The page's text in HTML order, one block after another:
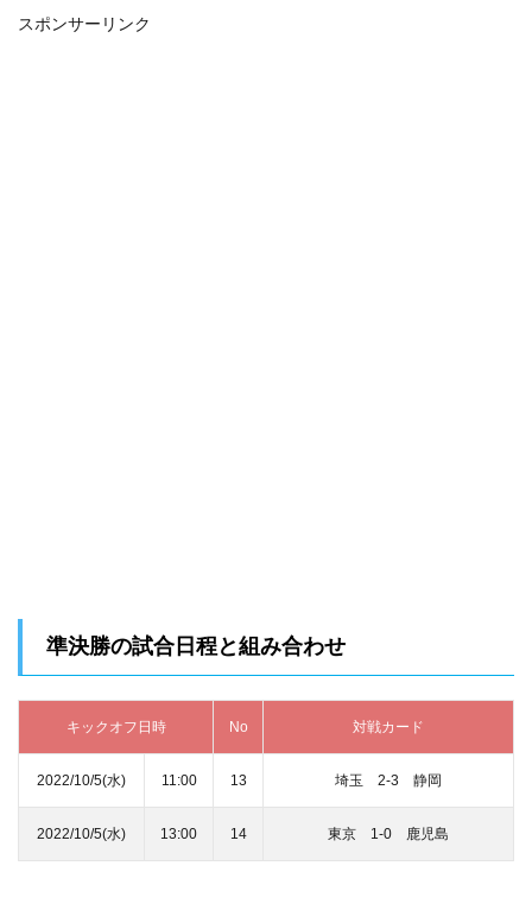
スポンサーリンク
準決勝の試合日程と組み合わせ
キックオフ日時 No 対戦カード
2022/10/5(水) 11:00 13 埼玉 2‐3 静岡
2022/10/5(水) 13:00 14 東京 1‐0 鹿児島